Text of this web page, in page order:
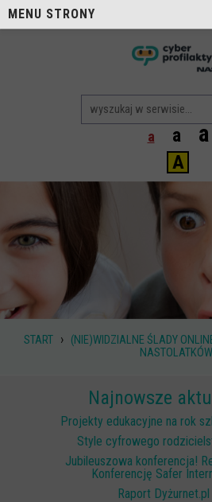
a a a
A
START › (NIE)WIDZIALNE ŚLADY
NASTOLATKÓW
Najnowsze
Projekty edukacyjne na rok
Style cyfrowego
Jubileuszowa konferencja!
Konferencję Safer
Raport
MENU STRONY
Cyberprofilaktyka NASK
Nasi Eksperci
Aktualności
Projekty
Aktualne
Zrealizowane
Biblioteka
Poradniki i publikacje
Dla nauczycieli
W sieci przyjaźni
(Nie)widzialne ślady online
Piosenka edukacyjna i teledysk